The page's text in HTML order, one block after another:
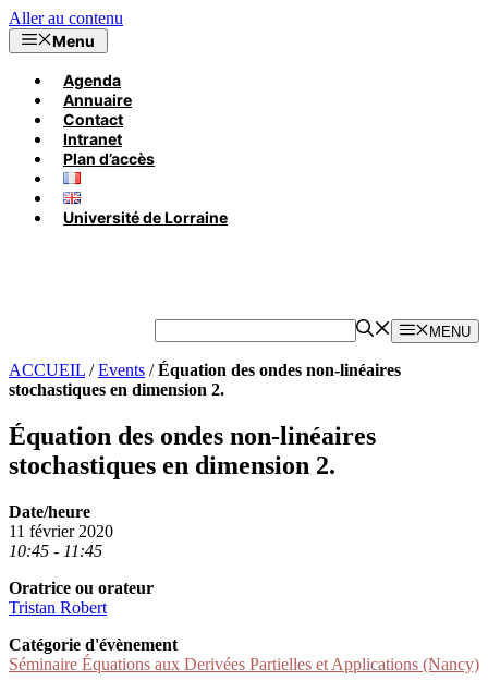
Aller au contenu
Menu
Agenda
Annuaire
Contact
Intranet
Plan d’accès
Université de Lorraine
MENU
ACCUEIL /Events /Équation des ondes non-linéaires
stochastiques en dimension 2.
Équation des ondes non-linéaires
stochastiques en dimension 2.
Date/heure
11 février 2020
10:45 - 11:45
Oratrice ou orateur
Tristan Robert
Catégorie d'évènement
Séminaire Équations aux Derivées Partielles et Applications (Nancy)